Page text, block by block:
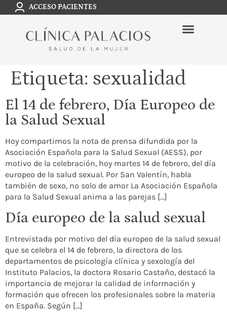
ACCESO PACIENTES
Etiqueta: sexualidad
El 14 de febrero, Día Europeo de
la Salud Sexual
Hoy compartimos la nota de prensa difundida por la
Asociación Española para la Salud Sexual (AESS), por
motivo de la celebración, hoy martes 14 de febrero, del día
europeo de la salud sexual. Por San Valentín, habla
también de sexo, no solo de amor La Asociación Española
para la Salud Sexual anima a las parejas […]
Día europeo de la salud sexual
Entrevistada por motivo del día europeo de la salud sexual
que se celebra el 14 de febrero, la directora de los
departamentos de psicología clínica y sexología del
Instituto Palacios, la doctora Rosario Castaño, destacó la
importancia de mejorar la calidad de información y
formación que ofrecen los profesionales sobre la materia
en España. Según […]